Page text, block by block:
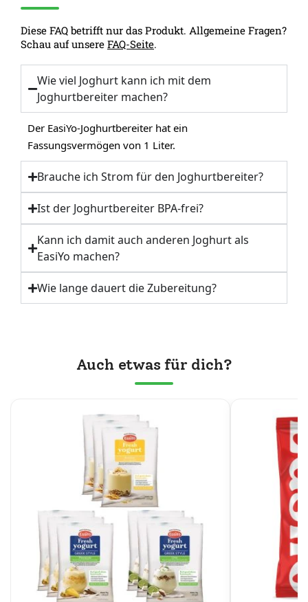
Diese FAQ betrifft nur das Produkt. Allgemeine Fragen?
Schau auf unsere FAQ-Seite.
Wie viel Joghurt kann ich mit dem
Joghurtbereiter machen?
Der EasiYo-Joghurtbereiter hat ein
Fassungsvermögen von 1 Liter.
Brauche ich Strom für den Joghurtbereiter?
Ist der Joghurtbereiter BPA-frei?
Kann ich damit auch anderen Joghurt als
EasiYo machen?
Wie lange dauert die Zubereitung?
Auch etwas für dich?